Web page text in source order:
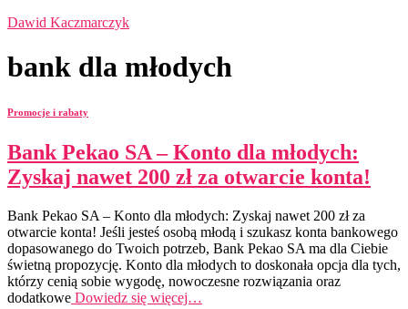
Dawid Kaczmarczyk
bank dla młodych
Promocje i rabaty
Bank Pekao SA – Konto dla młodych:
Zyskaj nawet 200 zł za otwarcie konta!
Bank Pekao SA – Konto dla młodych: Zyskaj nawet 200 zł za
otwarcie konta! Jeśli jesteś osobą młodą i szukasz konta bankowego
dopasowanego do Twoich potrzeb, Bank Pekao SA ma dla Ciebie
świetną propozycję. Konto dla młodych to doskonała opcja dla tych,
którzy cenią sobie wygodę, nowoczesne rozwiązania oraz
dodatkowe Dowiedz się więcej…